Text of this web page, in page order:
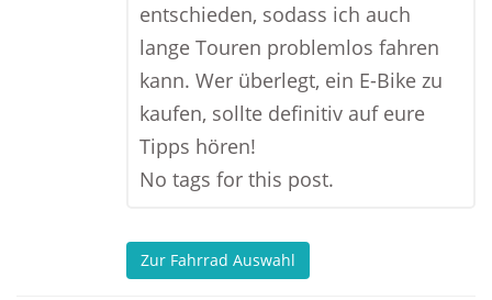
entschieden, sodass ich auch
lange Touren problemlos fahren
kann. Wer überlegt, ein E-Bike zu
kaufen, sollte definitiv auf eure
Tipps hören!
No tags for this post.
Zur Fahrrad Auswahl